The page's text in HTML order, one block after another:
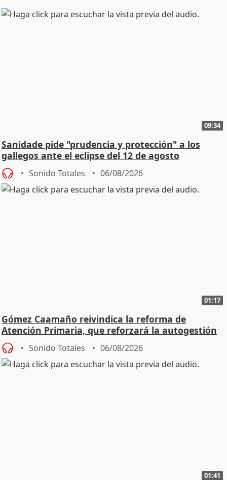
09:34
Sanidade pide "prudencia y protección" a los
gallegos ante el eclipse del 12 de agosto
Sonido Totales 06/08/2026
01:17
Gómez Caamaño reivindica la reforma de
Atención Primaria, que reforzará la autogestión
Sonido Totales 06/08/2026
01:41